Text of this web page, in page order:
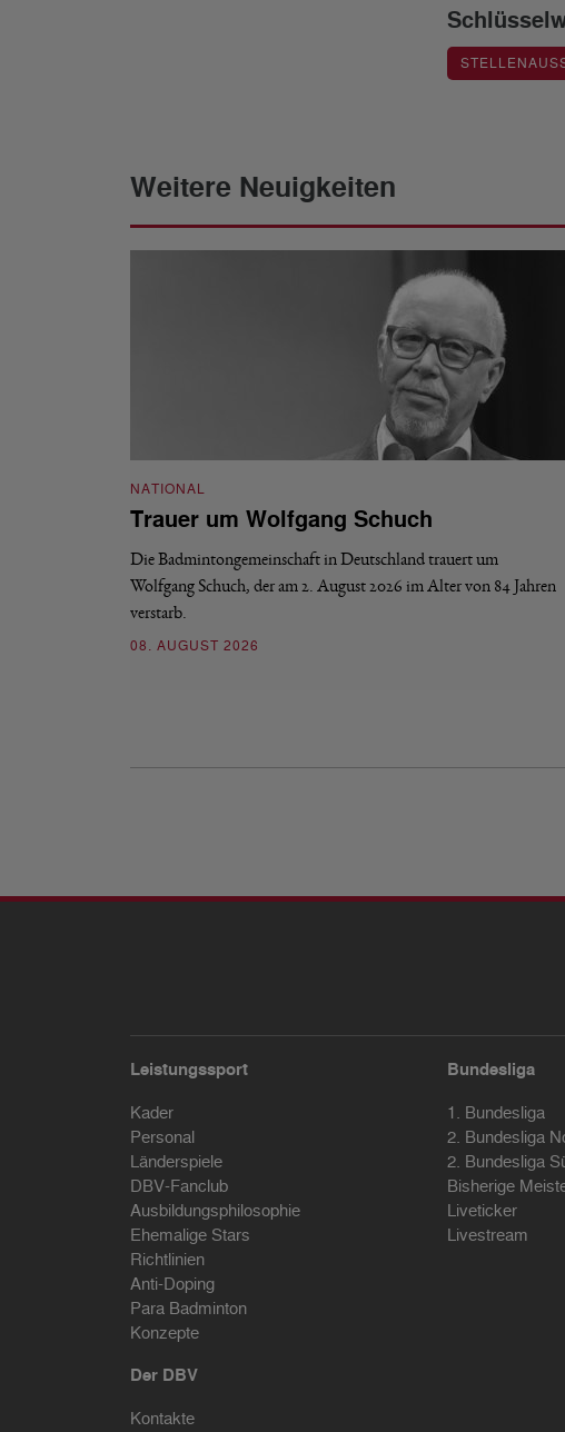
Weitere Neuigkeiten
NATIONAL
Trauer um Wolfgang Schuch
Die Badmintongemeinschaft in Deutschland trauert um
Wolfgang Schuch, der am 2. August 2026 im Alter von 84 Jahren
verstarb.
08. AUGUST 2026
Leistungssport
Kader
Personal
Länderspiele
DBV-Fanclub
Ausbildungsphilosophie
Ehemalige Stars
Richtlinien
Anti-Doping
Para Badminton
Konzepte
Bundesliga
1. Bundesliga
2. Bundesliga
2. Bundesliga
Bisherige
Liveticker
Livestream
Der DBV
Kontakte